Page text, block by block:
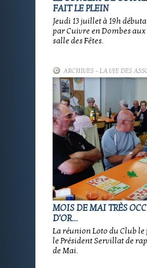
FAIT LE PLEIN
Jeudi 13 juillet à 19h
par Cuivre en Dombes
salle des Fêtes.
ARCHIVES - LA VIE DES
MOIS DE MAI TRÈS
D'OR...
La réunion Loto du Club
le Président Servillat de
de Mai.